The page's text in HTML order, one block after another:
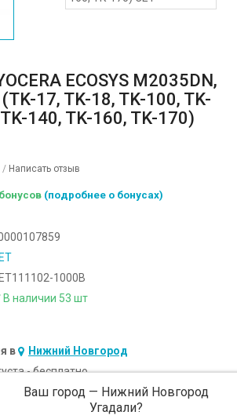
ECOSYS M2035DN,
17, TK-18, TK-100, TK-
140, TK-160, TK-170)
/ Написать отзыв
(подробнее о бонусах)
1000B
В наличии 53 шт
в Нижний Новгород
Ваш город — Нижний Новгород
Угадали?
- бесплатно
c 10 августа - 300 ₽ (от 5 000 ₽